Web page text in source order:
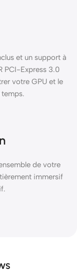
et un support à
PCI-Express 3.0
votre GPU et le
de votre
immersif